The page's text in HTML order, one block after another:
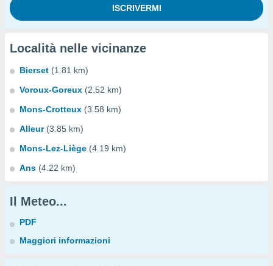
Località nelle vicinanze
Bierset (1.81 km)
Voroux-Goreux (2.52 km)
Mons-Crotteux (3.58 km)
Alleur (3.85 km)
Mons-Lez-Liège (4.19 km)
Ans (4.22 km)
Il Meteo...
PDF
Maggiori informazioni